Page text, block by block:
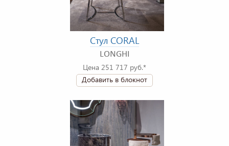
Стул CORAL
LONGHI
Цена 251 717 руб.*
Добавить в блокнот